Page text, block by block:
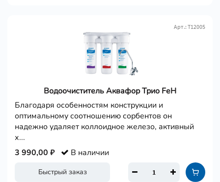
Водоочиститель Аквафор Трио FeН
Арт.: Т12005
Благодаря особенностям конструкции и
оптимальному соотношению сорбентов он
надежно удаляет коллоидное железо, активный
х...
Быстрый заказ
3 990,00 ₽ В наличии